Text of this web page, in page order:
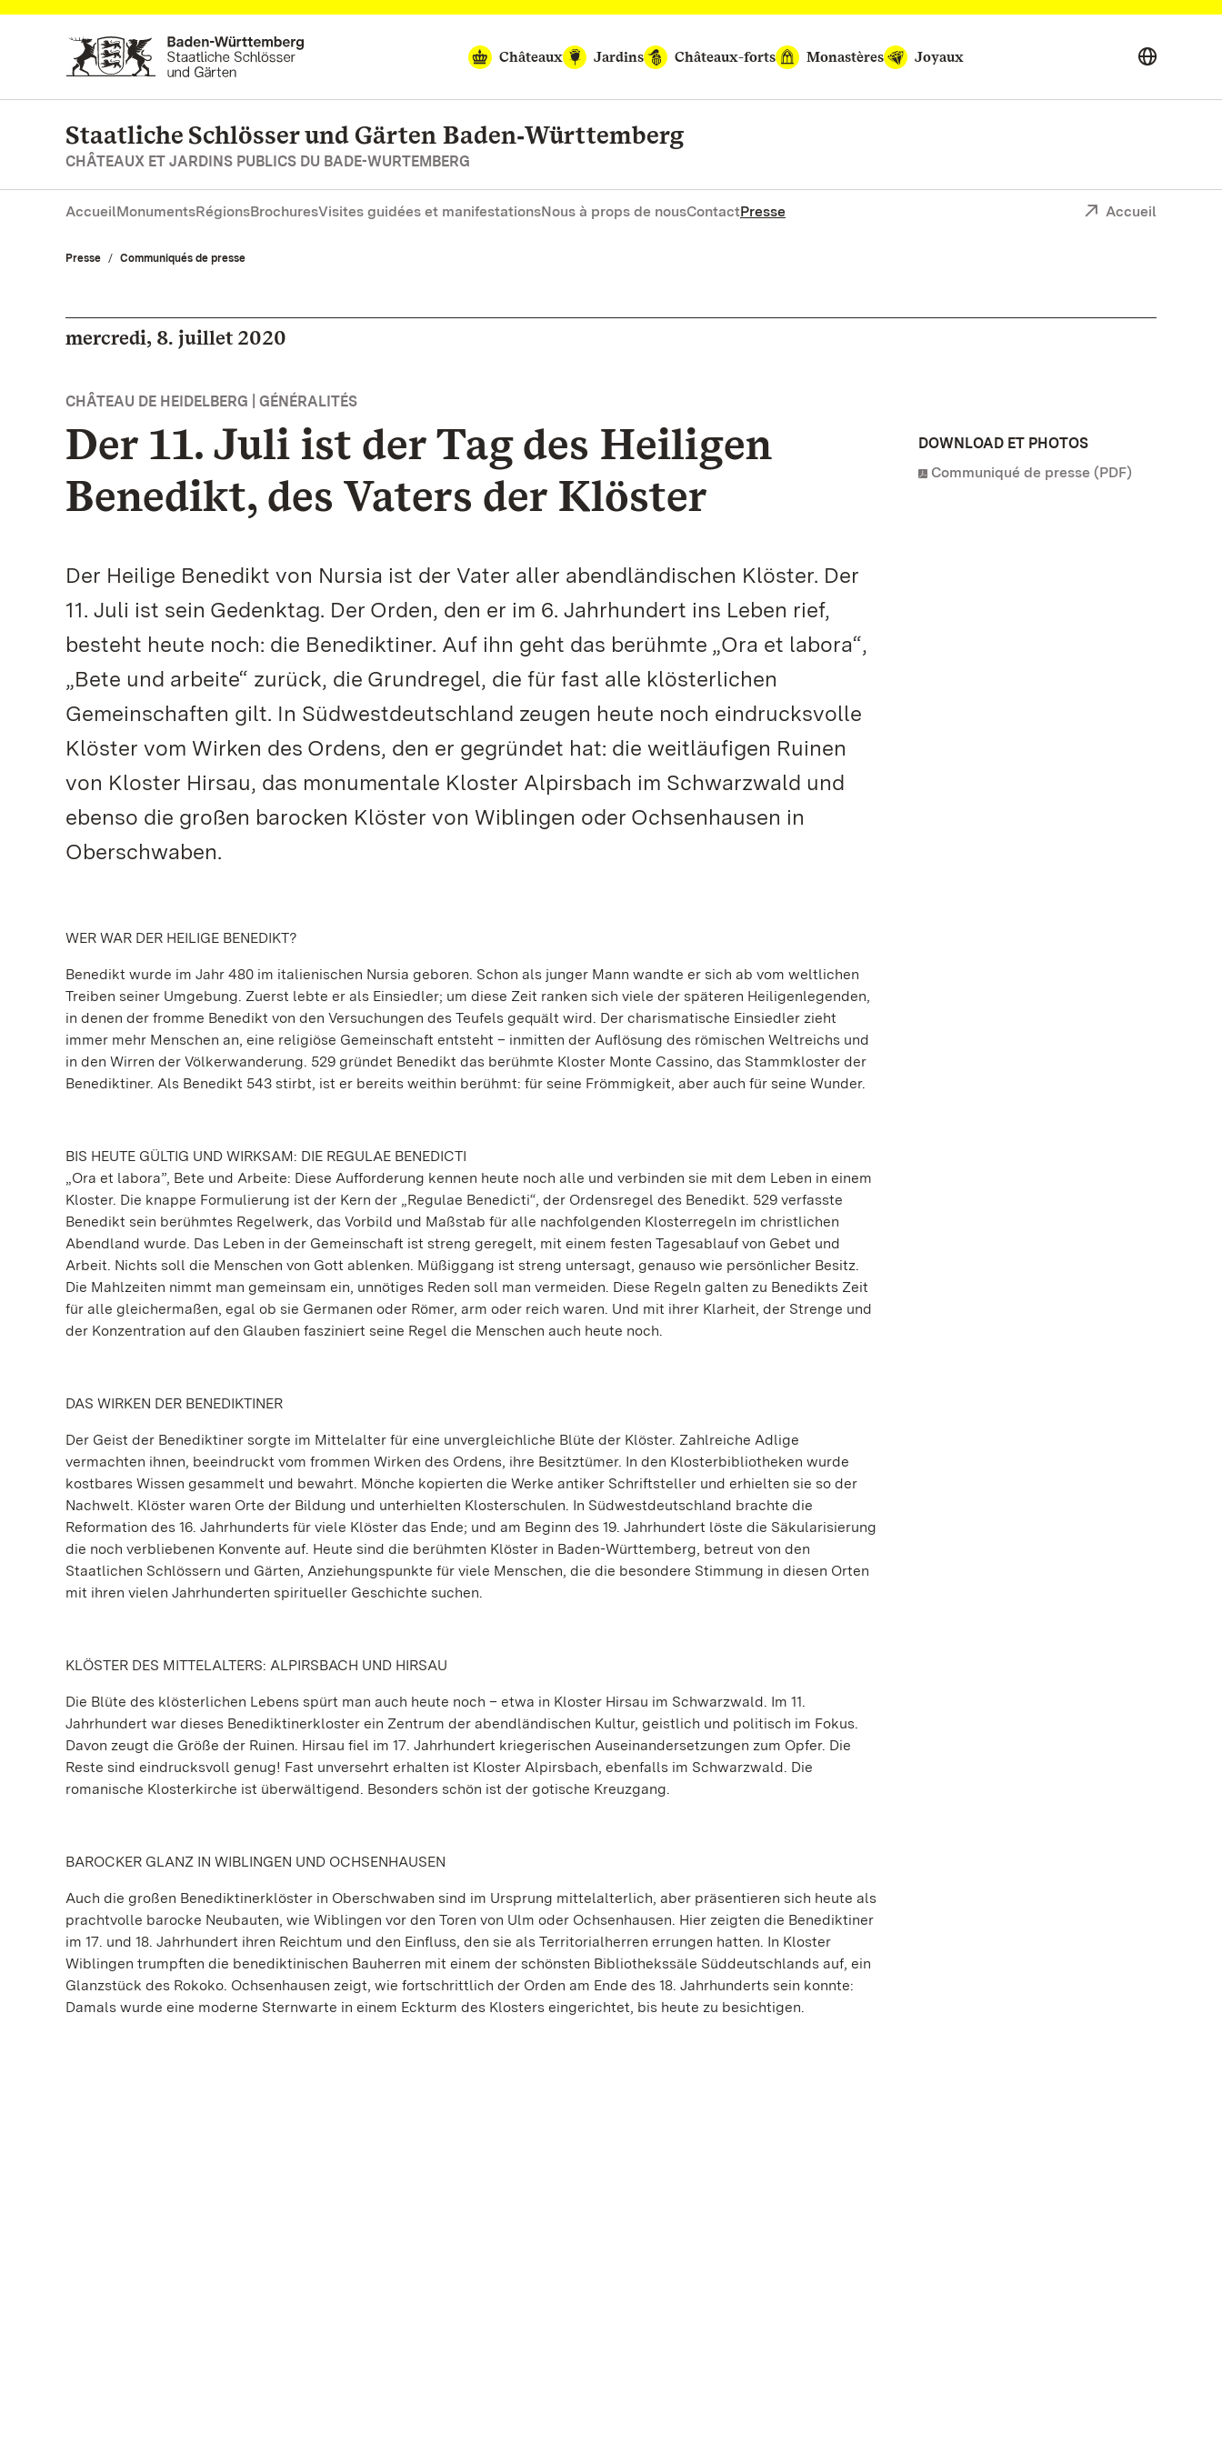
Vers la page d’accueil
Châteaux
Jardins Châteaux-forts Monastères Joyaux
Staatliche Schlösser und Gärten Baden‑Württemberg
CHÂTEAUX ET JARDINS PUBLICS DU BADE-WURTEMBERG
AccueilMonumentsRégionsBrochuresVisites guidées et manifestationsNous à props de nousContactPresse Accueil
Presse Communiqués de presse
mercredi, 8. juillet 2020
CHÂTEAU DE HEIDELBERG | GÉNÉRALITÉS
Der 11. Juli ist der Tag des Heiligen
Benedikt, des Vaters der Klöster
Der Heilige Benedikt von Nursia ist der Vater aller abendländischen Klöster. Der
11. Juli ist sein Gedenktag. Der Orden, den er im 6. Jahrhundert ins Leben rief,
besteht heute noch: die Benediktiner. Auf ihn geht das berühmte „Ora et labora“,
„Bete und arbeite“ zurück, die Grundregel, die für fast alle klösterlichen
Gemeinschaften gilt. In Südwestdeutschland zeugen heute noch eindrucksvolle
Klöster vom Wirken des Ordens, den er gegründet hat: die weitläufigen Ruinen
von Kloster Hirsau, das monumentale Kloster Alpirsbach im Schwarzwald und
ebenso die großen barocken Klöster von Wiblingen oder Ochsenhausen in
Oberschwaben.
WER WAR DER HEILIGE BENEDIKT?
Benedikt wurde im Jahr 480 im italienischen Nursia geboren. Schon als junger Mann wandte er sich ab vom weltlichen
Treiben seiner Umgebung. Zuerst lebte er als Einsiedler; um diese Zeit ranken sich viele der späteren Heiligenlegenden,
in denen der fromme Benedikt von den Versuchungen des Teufels gequält wird. Der charismatische Einsiedler zieht
immer mehr Menschen an, eine religiöse Gemeinschaft entsteht – inmitten der Auflösung des römischen Weltreichs und
in den Wirren der Völkerwanderung. 529 gründet Benedikt das berühmte Kloster Monte Cassino, das Stammkloster der
Benediktiner. Als Benedikt 543 stirbt, ist er bereits weithin berühmt: für seine Frömmigkeit, aber auch für seine Wunder.
BIS HEUTE GÜLTIG UND WIRKSAM: DIE REGULAE BENEDICTI
„Ora et labora”, Bete und Arbeite: Diese Aufforderung kennen heute noch alle und verbinden sie mit dem Leben in einem
Kloster. Die knappe Formulierung ist der Kern der „Regulae Benedicti“, der Ordensregel des Benedikt. 529 verfasste
Benedikt sein berühmtes Regelwerk, das Vorbild und Maßstab für alle nachfolgenden Klosterregeln im christlichen
Abendland wurde. Das Leben in der Gemeinschaft ist streng geregelt, mit einem festen Tagesablauf von Gebet und
Arbeit. Nichts soll die Menschen von Gott ablenken. Müßiggang ist streng untersagt, genauso wie persönlicher Besitz.
Die Mahlzeiten nimmt man gemeinsam ein, unnötiges Reden soll man vermeiden. Diese Regeln galten zu Benedikts Zeit
für alle gleichermaßen, egal ob sie Germanen oder Römer, arm oder reich waren. Und mit ihrer Klarheit, der Strenge und
der Konzentration auf den Glauben fasziniert seine Regel die Menschen auch heute noch.
DAS WIRKEN DER BENEDIKTINER
Der Geist der Benediktiner sorgte im Mittelalter für eine unvergleichliche Blüte der Klöster. Zahlreiche Adlige
vermachten ihnen, beeindruckt vom frommen Wirken des Ordens, ihre Besitztümer. In den Klosterbibliotheken wurde
kostbares Wissen gesammelt und bewahrt. Mönche kopierten die Werke antiker Schriftsteller und erhielten sie so der
Nachwelt. Klöster waren Orte der Bildung und unterhielten Klosterschulen. In Südwestdeutschland brachte die
Reformation des 16. Jahrhunderts für viele Klöster das Ende; und am Beginn des 19. Jahrhundert löste die Säkularisierung
die noch verbliebenen Konvente auf. Heute sind die berühmten Klöster in Baden-Württemberg, betreut von den
Staatlichen Schlössern und Gärten, Anziehungspunkte für viele Menschen, die die besondere Stimmung in diesen Orten
mit ihren vielen Jahrhunderten spiritueller Geschichte suchen.
KLÖSTER DES MITTELALTERS: ALPIRSBACH UND HIRSAU
Die Blüte des klösterlichen Lebens spürt man auch heute noch – etwa in Kloster Hirsau im Schwarzwald. Im 11.
Jahrhundert war dieses Benediktinerkloster ein Zentrum der abendländischen Kultur, geistlich und politisch im Fokus.
Davon zeugt die Größe der Ruinen. Hirsau fiel im 17. Jahrhundert kriegerischen Auseinandersetzungen zum Opfer. Die
Reste sind eindrucksvoll genug! Fast unversehrt erhalten ist Kloster Alpirsbach, ebenfalls im Schwarzwald. Die
romanische Klosterkirche ist überwältigend. Besonders schön ist der gotische Kreuzgang.
BAROCKER GLANZ IN WIBLINGEN UND OCHSENHAUSEN
Auch die großen Benediktinerklöster in Oberschwaben sind im Ursprung mittelalterlich, aber präsentieren sich heute als
prachtvolle barocke Neubauten, wie Wiblingen vor den Toren von Ulm oder Ochsenhausen. Hier zeigten die Benediktiner
im 17. und 18. Jahrhundert ihren Reichtum und den Einfluss, den sie als Territorialherren errungen hatten. In Kloster
Wiblingen trumpften die benediktinischen Bauherren mit einem der schönsten Bibliothekssäle Süddeutschlands auf, ein
Glanzstück des Rokoko. Ochsenhausen zeigt, wie fortschrittlich der Orden am Ende des 18. Jahrhunderts sein konnte:
Damals wurde eine moderne Sternwarte in einem Eckturm des Klosters eingerichtet, bis heute zu besichtigen.
DOWNLOAD ET PHOTOS
Communiqué de presse (PDF)